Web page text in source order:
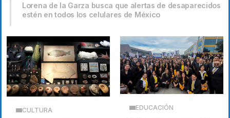
Lorena de la Garza busca que alertas de desaparecidos
estén en todos los celulares de México
CULTURA EDUCACIÓN